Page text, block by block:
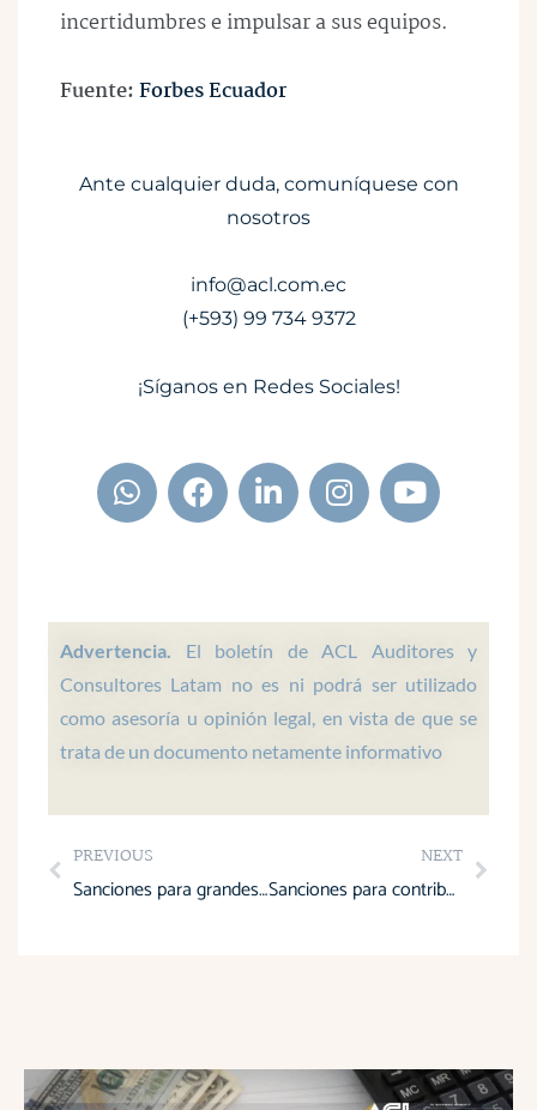
incertidumbres e impulsar a sus equipos.
Fuente:Forbes Ecuador
Ante cualquier duda, comuníquese con
nosotros
info@acl.com.ec
(+593) 99 734 9372
¡Síganos en Redes Sociales!
W
h
a
a
p
p
F
a
c
o
o
k
L
i
n
d
i
n
I
n
s
g
r
a
m
Y
o
u
b
e
Advertencia. El boletín de ACL Auditores y
Consultores Latam no es ni podrá ser utilizado
como asesoría u opinión legal, en vista de que se
trata de un documento netamente informativo
Prev
PREVIOUS
Sanciones para grandes contribuyentes y grandes patrimonios
NEXT
Sanciones para contribuyentes especiales según el SRI